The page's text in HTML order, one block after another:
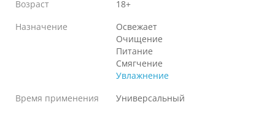
Возраст
18+
Назначение
Освежает
Очищение
Питание
Смягчение
Увлажнение
Время применения
Универсальный